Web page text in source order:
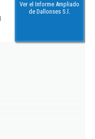
Ver el Informe Ampliado
de Dallonses S.l.